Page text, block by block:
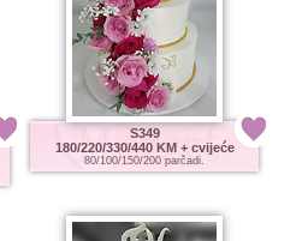
S349
180/220/330/440 KM+ cvijeće
80/100/150/200 parčadi.